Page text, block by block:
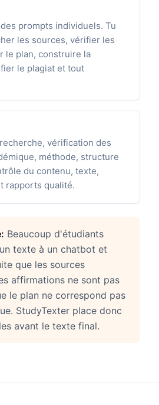
prompts individuels. Tu
les sources, vérifier les
le plan, construire la
le plagiat et tout
vérification des
méthode, structure
du contenu, texte,
rapports qualité.
Beaucoup d'étudiants
texte à un chatbot et
que les sources
affirmations ne sont pas
le plan ne correspond pas
StudyTexter place donc
avant le texte final.